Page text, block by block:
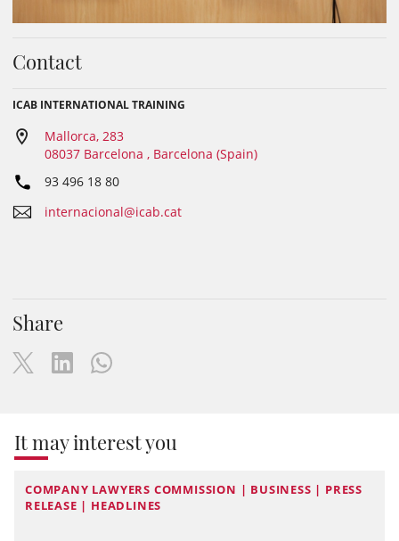
Contact
ICAB INTERNATIONAL TRAINING
Mallorca, 283
08037 Barcelona , Barcelona (Spain)
93 496 18 80
internacional@icab.cat
Share
It may interest you
COMPANY LAWYERS COMMISSION | BUSINESS | PRESS
RELEASE | HEADLINES